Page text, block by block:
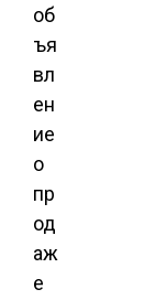
об
ъя
вл
ен
ие
о
пр
од
аж
е